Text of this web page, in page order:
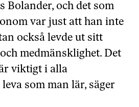
Bolander, och det som
var just att han inte
också levde ut sitt
medmänsklighet. Det
viktigt i alla
som man lär, säger